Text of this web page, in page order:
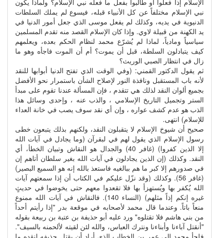
الإسلام إذا فعلوا أو طالبوا بفعل ما فعله نبي الإسلام؟ ولماذا يكون
نبي الإسلام مختلفاً عن كل الأنبياء قبله، فيسوع لم يملك السلطات
الدنيوية في يديه، وكذلك لم يفعل موسى الذي جعل أمور الدنيا في
يد الكهنة من قبيلة لاوي. وإذا كان الإسلام القصد منه تقدم المسلمين
سياسياً ومادياً، لماذا لم يُشرّع محمد لنظام الحكم بعده، ويعلمهم
كيف يتبادلون السلطة، قبل أن يموت؟ أم أن الموت فاجأه وهو ما
زال في انتظار الصبي الوريث؟
ثم يقول الدكتور القمني: (وفي الوقت الذي تفتح الدنيا أبوابها للنقد
لأنه باب المستقبل ونافذة النور لإصلاح الشأن باستمرار نحو الأفضل
بجميع ألوان النقد لذلك هي تتقدم ، فإن المسألة عندنا تقوم على مبدأ
الستر وتجميل التاريخ الإسلامي ، والذب عنه ، وإحدى وسائل هذا
الذب هو عدم كشف عواره ، وإن أي نقد سوف يصب في خانة العداء
للإسلام) انتهى.
صحيح أن شيوخ الإسلام لا يتقبلون النقد، ولكنهم بذلك يتبعون خطى
رسول الإسلام الذي يقول لهم في لبقرآن (وما يجادل في آيات الله
إلا الذين كفروا) (غافر 40) والجدال هو النقاش وتبيان الخطأ، أي
النقد. وكذلك (إن الذين يجادلون في آيات الله بغير سلطان أتاهم إن
في صدورهم إلا كبر ما هم ببالغيه فاستعذ بالله إنه هو السميع البصير)
(غافر 56). وكذلك (وقد نزّل عليكم في الكتاب أن إذا سمعتهم آيات
الله يُكفر بها ويُستهزأ بها فلا تقعدوا معهم حتى يخوضوا في حديثٍ
غيره إنكم إذاً مثلهم) (النساء 140). فالنقاش في آيات الله ممنوع
منعاً باتاً. وعندما قال محمد لأصحابه في موقعة بدر "إذا رأيتم أحداً
من بني هاشم فلا تقتلوه" ورد عليه أبو حذيفة بن عتبة بن ربيعة بقوله
"أنقتل آباءنا وأبناءنا ونترك العباس، والله لئن لقيته لألحمنه بالسيف".